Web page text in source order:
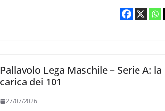
Pallavolo Lega Maschile – Serie A: la
carica dei 101
27/07/2026